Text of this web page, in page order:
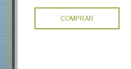
COMPRAR